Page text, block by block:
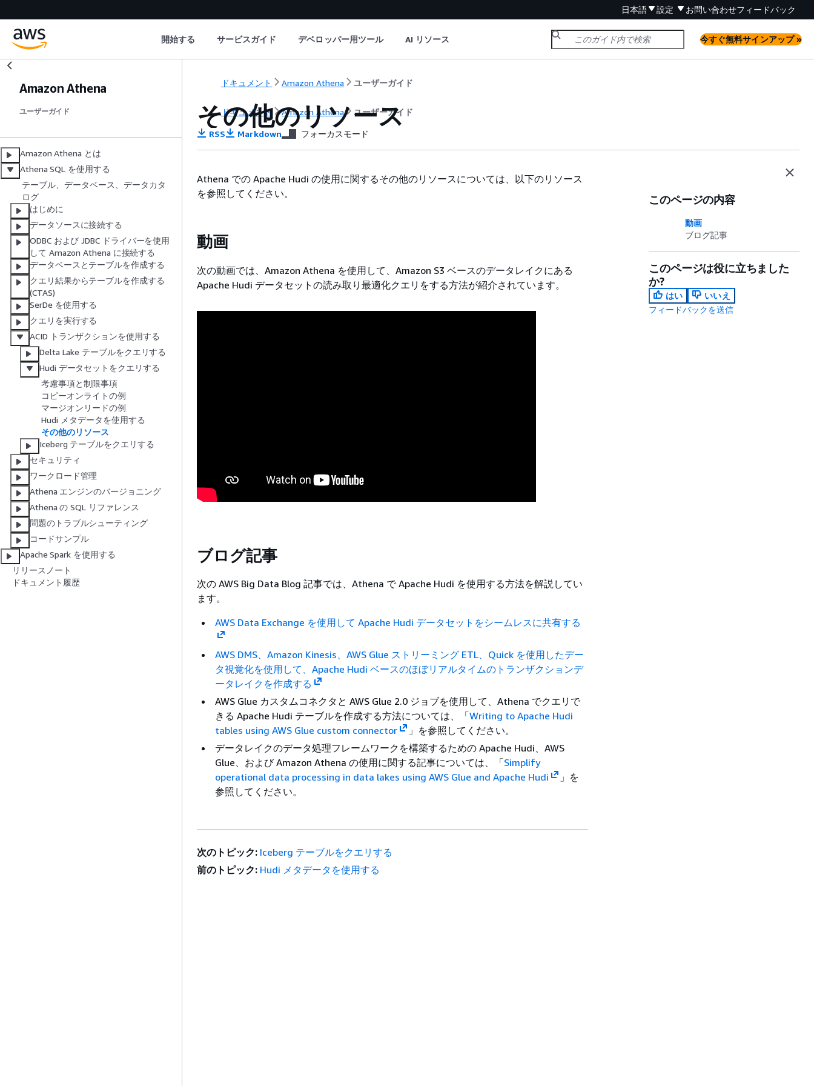
日本語 設定 お問い合わせフィードバック
開始する サービスガイド デベロッパー用ツール AI リソース 今すぐ無料サインアップ »
Amazon Athena
ユーザーガイド
Amazon Athena とは
Athena SQL を使用する
テーブル、データベース、データカタ
ログ
はじめに
データソースに接続する
ODBC および JDBC ドライバーを使用
して Amazon Athena に接続する
データベースとテーブルを作成する
クエリ結果からテーブルを作成する
(CTAS)
SerDe を使用する
クエリを実行する
ACID トランザクションを使用する
Delta Lake テーブルをクエリする
Hudi データセットをクエリする
考慮事項と制限事項
コピーオンライトの例
マージオンリードの例
Hudi メタデータを使用する
その他のリソース
Iceberg テーブルをクエリする
セキュリティ
ワークロード管理
Athena エンジンのバージョニング
Athena の SQL リファレンス
問題のトラブルシューティング
コードサンプル
Apache Spark を使用する
リリースノート
ドキュメント履歴
ドキュメント Amazon Athena ユーザーガイド
ドキュメント Amazon Athena ユーザーガイド
その他のリソース
RSS Markdown フォーカスモード
Athena での Apache Hudi の使用に関するその他のリソースについては、以下のリソース
を参照してください。
動画
次の動画では、Amazon Athena を使用して、Amazon S3 ベースのデータレイクにある
Apache Hudi データセットの読み取り最適化クエリをする方法が紹介されています。
ブログ記事
次の AWS Big Data Blog 記事では、Athena で Apache Hudi を使用する方法を解説してい
ます。
AWS Data Exchange を使用して Apache Hudi データセットをシームレスに共有する
AWS DMS、Amazon Kinesis、AWS Glue ストリーミング ETL、Quick を使用したデー
タ視覚化を使用して、Apache Hudi ベースのほぼリアルタイムのトランザクションデ
ータレイクを作成する
AWS Glue カスタムコネクタと AWS Glue 2.0 ジョブを使用して、Athena でクエリで
きる Apache Hudi テーブルを作成する方法については、「Writing to Apache Hudi
tables using AWS Glue custom connector
」を参照してください。
データレイクのデータ処理フレームワークを構築するための Apache Hudi、AWS
Glue、および Amazon Athena の使用に関する記事については、「Simplify
operational data processing in data lakes using AWS Glue and Apache Hudi
」を
参照してください。
このページの内容
動画
ブログ記事
このページは役に立ちました
か?
はい
いいえ
フィードバックを送信
次のトピック: Iceberg テーブルをクエリする
前のトピック: Hudi メタデータを使用する